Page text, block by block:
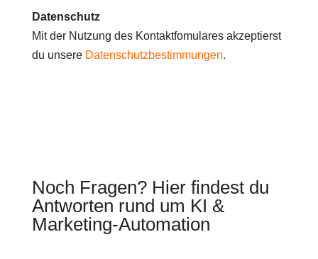
Datenschutz
Mit der Nutzung des Kontaktfomulares akzeptierst
du unsere Datenschutzbestimmungen.
Noch Fragen? Hier findest du
Antworten rund um KI &
Marketing-Automation